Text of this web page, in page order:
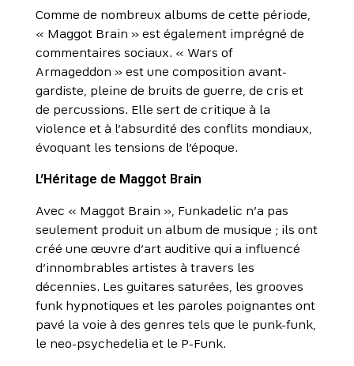
Comme de nombreux albums de cette période,
« Maggot Brain » est également imprégné de
commentaires sociaux. « Wars of
Armageddon » est une composition avant-
gardiste, pleine de bruits de guerre, de cris et
de percussions. Elle sert de critique à la
violence et à l’absurdité des conflits mondiaux,
évoquant les tensions de l’époque.
L’Héritage de Maggot Brain
Avec « Maggot Brain », Funkadelic n’a pas
seulement produit un album de musique ; ils ont
créé une œuvre d’art auditive qui a influencé
d’innombrables artistes à travers les
décennies. Les guitares saturées, les grooves
funk hypnotiques et les paroles poignantes ont
pavé la voie à des genres tels que le punk-funk,
le neo-psychedelia et le P-Funk.